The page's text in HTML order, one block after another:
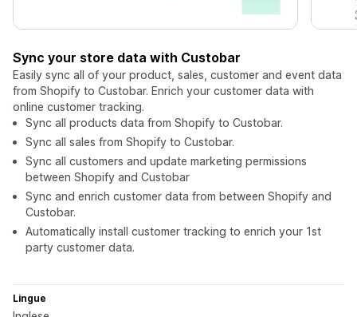
Sync your store data with Custobar
Easily sync all of your product, sales, customer and event data
from Shopify to Custobar. Enrich your customer data with
online customer tracking.
Sync all products data from Shopify to Custobar.
Sync all sales from Shopify to Custobar.
Sync all customers and update marketing permissions
between Shopify and Custobar
Sync and enrich customer data from between Shopify and
Custobar.
Automatically install customer tracking to enrich your 1st
party customer data.
Lingue